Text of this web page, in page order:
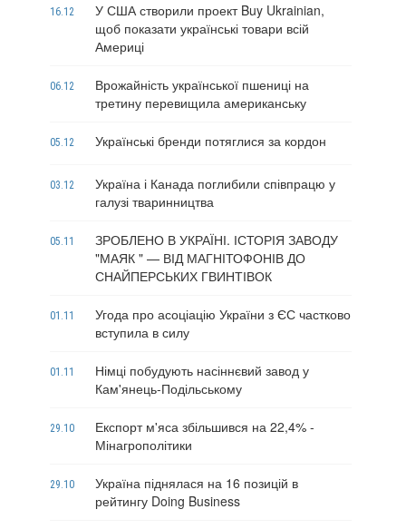
16.12
У США створили проект Buy Ukrainian,
щоб показати українські товари всій
Америці
06.12
Врожайність української пшениці на
третину перевищила американську
05.12 Українські бренди потяглися за кордон
03.12
Україна і Канада поглибили співпрацю у
галузі тваринництва
05.11
ЗРОБЛЕНО В УКРАЇНІ. ІСТОРІЯ ЗАВОДУ
"МАЯК " — ВІД МАГНІТОФОНІВ ДО
СНАЙПЕРСЬКИХ ГВИНТІВОК
01.11
Угода про асоціацію України з ЄС частково
вступила в силу
01.11
Німці побудують насіннєвий завод у
Кам'янець-Подільському
29.10
Експорт м'яса збільшився на 22,4% -
Мінагрополітики
29.10
Україна піднялася на 16 позицій в
рейтингу Doing Business